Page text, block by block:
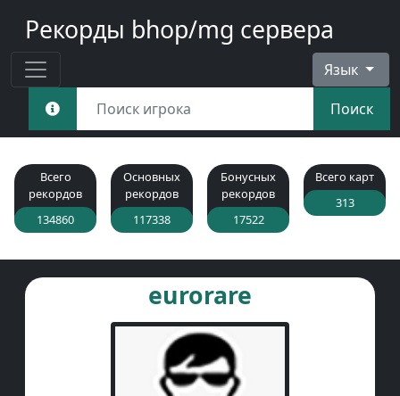
Рекорды bhop/mg сервера
Язык
Поиск
Всего
рекордов
134860
Основных
рекордов
117338
Бонусных
рекордов
17522
Всего карт
313
eurorare